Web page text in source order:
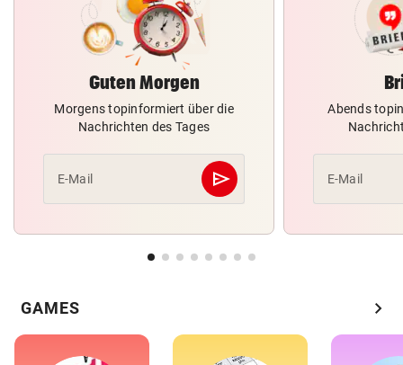
Guten Morgen
Morgens topinformiert über die
Nachrichten des Tages
E-Mail send
Abschicken
Abends
E-Mail
GAMES chevron_right